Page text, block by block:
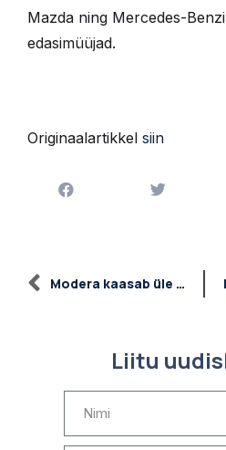
Mazda ning Mercedes-
edasimüüjad.
Originaalartikkel siin
Modera kaasab üle poole miljoni euro
Liitu